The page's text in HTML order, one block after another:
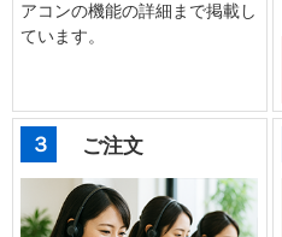
アコンの機能の詳細まで掲載し
ています。
３ ご注文